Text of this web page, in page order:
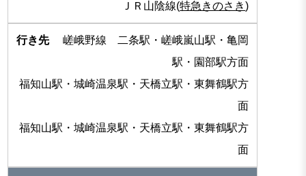
ＪＲ山陰線(特急きのさき)
嵯峨野線 二条駅・嵯峨嵐山駅・亀岡
駅・園部駅方面
福知山駅・城崎温泉駅・天橋立駅・東舞鶴駅方
面
福知山駅・城崎温泉駅・天橋立駅・東舞鶴駅方
面